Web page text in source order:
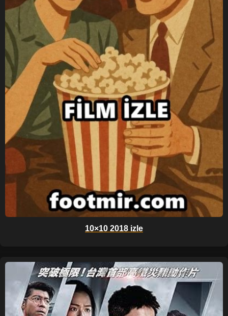
10×10 2018 izle